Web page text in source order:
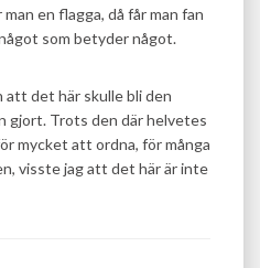
en flagga, då får man fan
som betyder något.
att det här skulle bli den
gjort. Trots den där helvetes
mycket att ordna, för många
visste jag att det här är inte